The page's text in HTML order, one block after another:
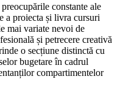
constante ale
a proiecta și livra cursuri
mai variate nevoi de
și petrecere creativă
o secțiune distinctă cu
bugetare în cadrul
compartimentelor